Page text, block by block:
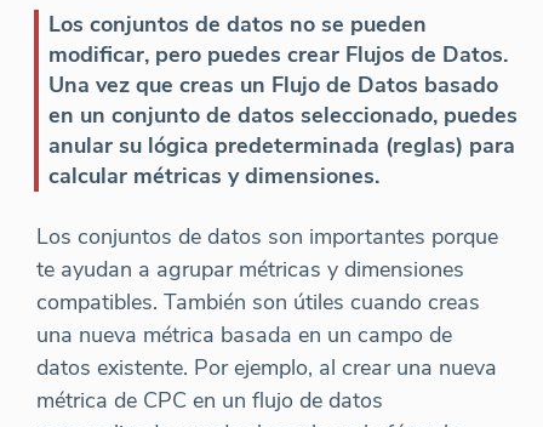
Los conjuntos de datos no se pueden
modificar, pero puedes crear Flujos de Datos.
Una vez que creas un Flujo de Datos basado
en un conjunto de datos seleccionado, puedes
anular su lógica predeterminada (reglas) para
calcular métricas y dimensiones.
Los conjuntos de datos son importantes porque
te ayudan a agrupar métricas y dimensiones
compatibles. También son útiles cuando creas
una nueva métrica basada en un campo de
datos existente. Por ejemplo, al crear una nueva
métrica de CPC en un flujo de datos